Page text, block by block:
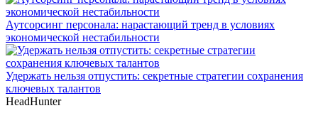
Аутсорсинг персонала: нарастающий тренд в условиях
экономической нестабильности
Удержать нельзя отпустить: секретные стратегии сохранения
ключевых талантов
HeadHunter